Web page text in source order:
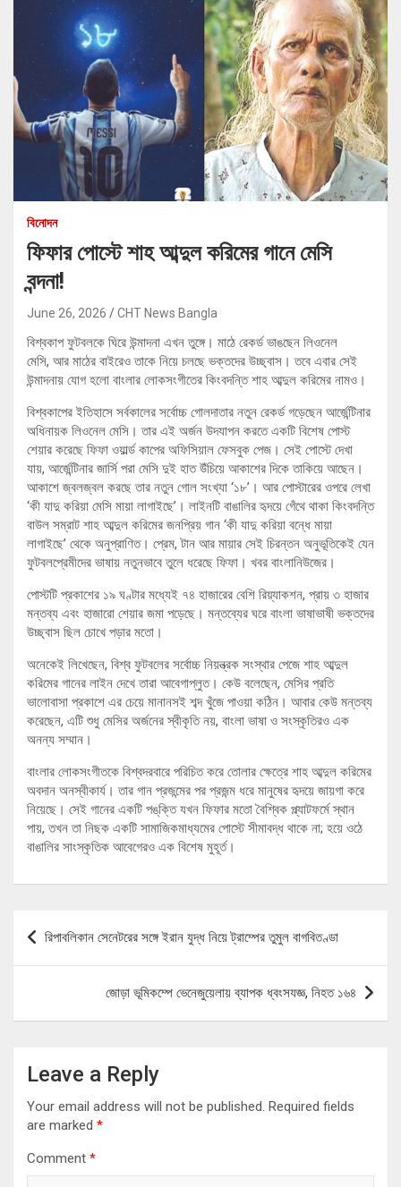
বিনোদন
ফিফার পোস্টে শাহ আব্দুল করিমের গানে মেসি
বন্দনা!
June 26, 2026 CHT News Bangla
বিশ্বকাপ ফুটবলকে ঘিরে উন্মাদনা এখন তুঙ্গে। মাঠে রেকর্ড ভাঙছেন লিওনেল
মেসি, আর মাঠের বাইরেও তাকে নিয়ে চলছে ভক্তদের উচ্ছ্বাস। তবে এবার সেই
উন্মাদনায় যোগ হলো বাংলার লোকসংগীতের কিংবদন্তি শাহ আব্দুল করিমের নামও।
বিশ্বকাপের ইতিহাসে সর্বকালের সর্বোচ্চ গোলদাতার নতুন রেকর্ড গড়েছেন আর্জেন্টিনার
অধিনায়ক লিওনেল মেসি। তার এই অর্জন উদযাপন করতে একটি বিশেষ পোস্ট
শেয়ার করেছে ফিফা ওয়ার্ল্ড কাপের অফিসিয়াল ফেসবুক পেজ। সেই পোস্টে দেখা
যায়, আর্জেন্টিনার জার্সি পরা মেসি দুই হাত উঁচিয়ে আকাশের দিকে তাকিয়ে আছেন।
আকাশে জ্বলজ্বল করছে তার নতুন গোল সংখ্যা ‘১৮’। আর পোস্টারের ওপরে লেখা
‘কী যাদু করিয়া মেসি মায়া লাগাইছে’। লাইনটি বাঙালির হৃদয়ে গেঁথে থাকা কিংবদন্তি
বাউল সম্রাট শাহ আব্দুল করিমের জনপ্রিয় গান ‘কী যাদু করিয়া বন্ধে মায়া
লাগাইছে’ থেকে অনুপ্রাণিত। প্রেম, টান আর মায়ার সেই চিরন্তন অনুভূতিকেই যেন
ফুটবলপ্রেমীদের ভাষায় নতুনভাবে তুলে ধরেছে ফিফা। খবর বাংলানিউজের।
পোস্টটি প্রকাশের ১৯ ঘণ্টার মধ্যেই ৭৪ হাজারের বেশি রিয়্যাকশন, প্রায় ৩ হাজার
মন্তব্য এবং হাজারো শেয়ার জমা পড়েছে। মন্তব্যের ঘরে বাংলা ভাষাভাষী ভক্তদের
উচ্ছ্বাস ছিল চোখে পড়ার মতো।
অনেকেই লিখেছেন, বিশ্ব ফুটবলের সর্বোচ্চ নিয়ন্ত্রক সংস্থার পেজে শাহ আব্দুল
করিমের গানের লাইন দেখে তারা আবেগাপ্লুত। কেউ বলেছেন, মেসির প্রতি
ভালোবাসা প্রকাশে এর চেয়ে মানানসই শব্দ খুঁজে পাওয়া কঠিন। আবার কেউ মন্তব্য
করেছেন, এটি শুধু মেসির অর্জনের স্বীকৃতি নয়, বাংলা ভাষা ও সংস্কৃতিরও এক
অনন্য সম্মান।
বাংলার লোকসংগীতকে বিশ্বদরবারে পরিচিত করে তোলার ক্ষেত্রে শাহ আব্দুল করিমের
অবদান অনস্বীকার্য। তার গান প্রজন্মের পর প্রজন্ম ধরে মানুষের হৃদয়ে জায়গা করে
নিয়েছে। সেই গানের একটি পঙ্‌ক্তি যখন ফিফার মতো বৈশ্বিক প্ল্যাটফর্মে স্থান
পায়, তখন তা নিছক একটি সামাজিকমাধ্যমের পোস্টে সীমাবদ্ধ থাকে না; হয়ে ওঠে
বাঙালির সাংস্কৃতিক আবেগেরও এক বিশেষ মুহূর্ত।
Post
navigation
রিপাবলিকান সেনেটরের সঙ্গে ইরান যুদ্ধ নিয়ে ট্রাম্পের তুমুল বাগবিতণ্ডা
জোড়া ভূমিকম্পে ভেনেজুয়েলায় ব্যাপক ধ্বংসযজ্ঞ, নিহত ১৬৪
Leave a Reply
Your email address will not be published. Required fields
are marked *
Comment *